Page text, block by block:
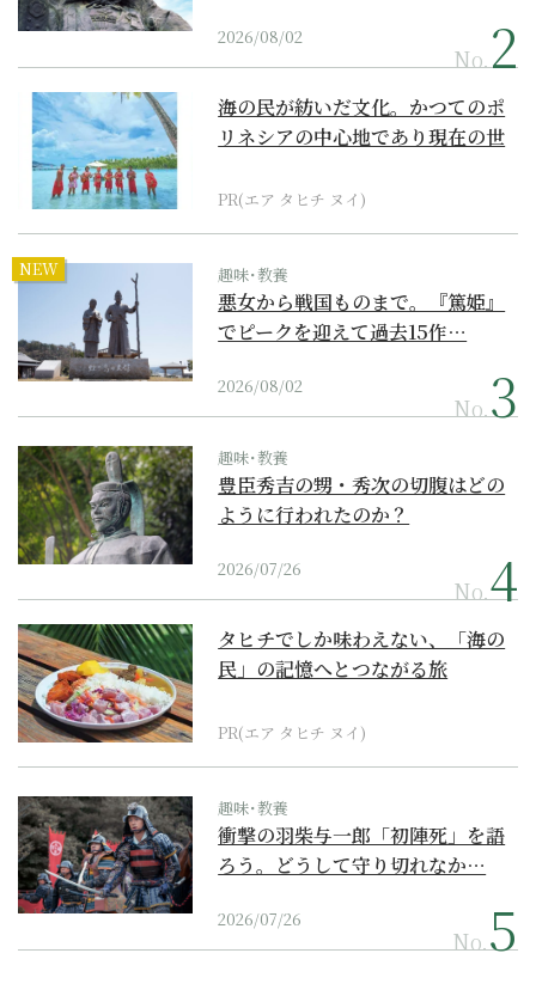
2026/08/02
No.
海の民が紡いだ文化。かつてのポ
リネシアの中心地であり現在の世
PR(エア タヒチ ヌイ)
NEW 趣味･教養
悪女から戦国ものまで。『篤姫』
でピークを迎えて過去15作…
2026/08/02
No.
趣味･教養
豊臣秀吉の甥・秀次の切腹はどの
ように行われたのか？
2026/07/26
No.
タヒチでしか味わえない、「海の
民」の記憶へとつながる旅
PR(エア タヒチ ヌイ)
趣味･教養
衝撃の羽柴与一郎「初陣死」を語
ろう。どうして守り切れなか…
2026/07/26
No.